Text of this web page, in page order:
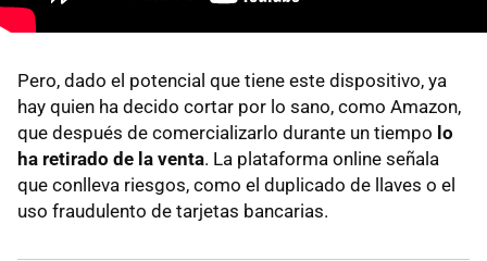
Pero, dado el potencial que tiene este dispositivo, ya
hay quien ha decido cortar por lo sano, como Amazon,
que después de comercializarlo durante un tiempo lo
ha retirado de la venta. La plataforma online señala
que conlleva riesgos, como el duplicado de llaves o el
uso fraudulento de tarjetas bancarias.